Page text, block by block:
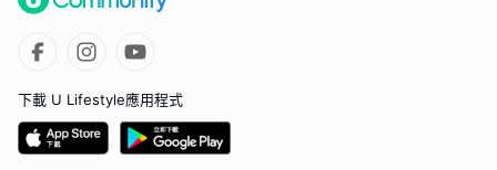
下載 U Lifestyle應用程式